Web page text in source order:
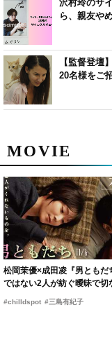
MOVIE
松岡茉優×成田凌『男ともだ
ではない2人が紡ぐ曖昧で切
#chilldspot #三島有紀子
沢村玲のサ
ら、親友や
【監督登壇
20名様をご